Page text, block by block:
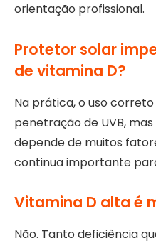
orientação profissional.
Protetor solar
de vitamina D?
Na prática, o uso
penetração de UVB,
depende de muitos
continua importante
Vitamina D alta é
Não. Tanto deficiência